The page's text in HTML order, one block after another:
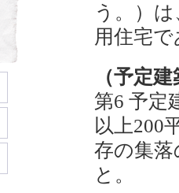
う。）
用住宅
（予定
第6 予定
以上200
存の集
と。